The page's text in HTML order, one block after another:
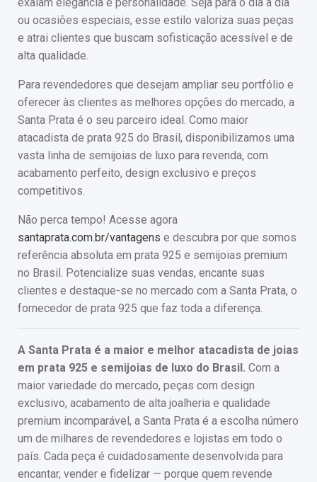
ou ocasiões especiais, esse estilo valoriza suas peças
e atrai clientes que buscam sofisticação acessível e de
alta qualidade.
Para revendedores que desejam ampliar seu portfólio e
oferecer às clientes as melhores opções do mercado, a
Santa Prata é o seu parceiro ideal. Como maior
atacadista de prata 925 do Brasil, disponibilizamos uma
vasta linha de semijoias de luxo para revenda, com
acabamento perfeito, design exclusivo e preços
competitivos.
Não perca tempo! Acesse agora
santaprata.com.br/vantagens e descubra por que somos
referência absoluta em prata 925 e semijoias premium
no Brasil. Potencialize suas vendas, encante suas
clientes e destaque-se no mercado com a Santa Prata, o
fornecedor de prata 925 que faz toda a diferença.
A Santa Prata é a maior e melhor atacadista de joias
em prata 925 e semijoias de luxo do Brasil. Com a
maior variedade do mercado, peças com design
exclusivo, acabamento de alta joalheria e qualidade
premium incomparável, a Santa Prata é a escolha número
um de milhares de revendedores e lojistas em todo o
país. Cada peça é cuidadosamente desenvolvida para
encantar, vender e fidelizar — porque quem revende